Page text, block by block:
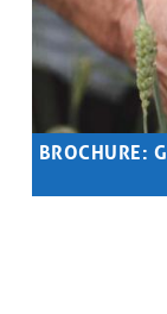
BROCHURE: